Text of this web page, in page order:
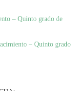
– Quinto grado de
– Quinto grado